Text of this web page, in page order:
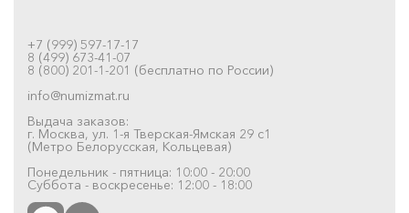
+7 (999) 597-17-17
8 (499) 673-41-07
8 (800) 201-1-201 (бесплатно по России)
info@numizmat.ru
Выдача заказов:
г. Москва, ул. 1-я Тверская-Ямская 29 с1
(Метро Белорусская, Кольцевая)
Понедельник - пятница: 10:00 - 20:00
Суббота - воскресенье: 12:00 - 18:00